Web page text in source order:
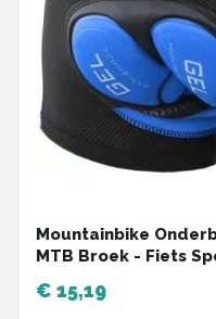
Mountainbike
MTB Broek - Fiets
Blauw - Onderbroek
Shockproof
€ 15,19